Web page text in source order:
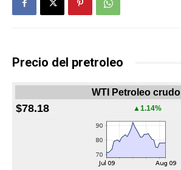
Precio del pretroleo
WTI Petroleo crudo
$78.18 ▲1.14%